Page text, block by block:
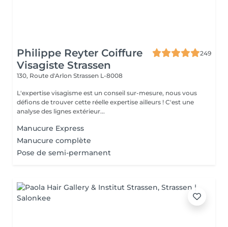
Philippe Reyter Coiffure
Visagiste Strassen
249
130, Route d'Arlon Strassen L-8008
L'expertise visagisme est un conseil sur-mesure, nous vous
défions de trouver cette réelle expertise ailleurs ! C'est une
analyse des lignes extérieur...
Manucure Express
Manucure complète
Pose de semi-permanent